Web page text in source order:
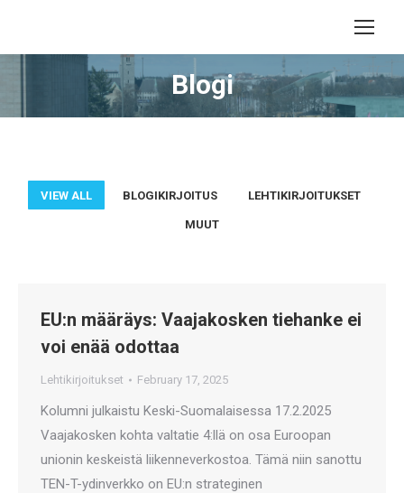
Blogi
VIEW ALL BLOGIKIRJOITUS LEHTIKIRJOITUKSET
MUUT
EU:n määräys: Vaajakosken tiehanke ei
voi enää odottaa
Lehtikirjoitukset February 17, 2025
Kolumni julkaistu Keski-Suomalaisessa 17.2.2025
Vaajakosken kohta valtatie 4:llä on osa Euroopan
unionin keskeistä liikenneverkostoa. Tämä niin sanottu
TEN-T-ydinverkko on EU:n strateginen